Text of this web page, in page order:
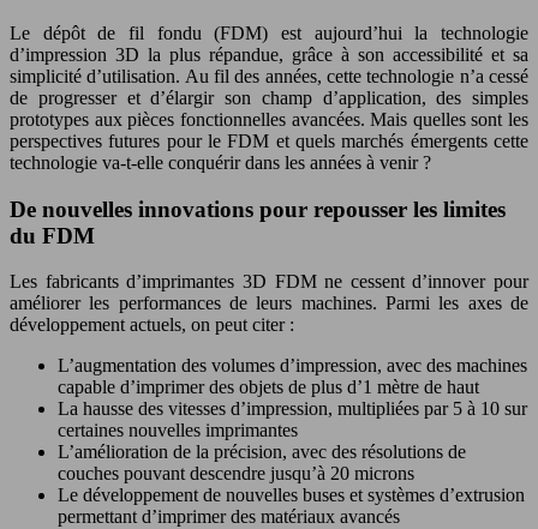
Le dépôt de fil fondu (FDM) est aujourd’hui la technologie
d’impression 3D la plus répandue, grâce à son accessibilité et sa
simplicité d’utilisation. Au fil des années, cette technologie n’a cessé
de progresser et d’élargir son champ d’application, des simples
prototypes aux pièces fonctionnelles avancées. Mais quelles sont les
perspectives futures pour le FDM et quels marchés émergents cette
technologie va-t-elle conquérir dans les années à venir ?
De nouvelles innovations pour repousser les limites
du FDM
Les fabricants d’imprimantes 3D FDM ne cessent d’innover pour
améliorer les performances de leurs machines. Parmi les axes de
développement actuels, on peut citer :
L’augmentation des volumes d’impression, avec des machines
capable d’imprimer des objets de plus d’1 mètre de haut
La hausse des vitesses d’impression, multipliées par 5 à 10 sur
certaines nouvelles imprimantes
L’amélioration de la précision, avec des résolutions de
couches pouvant descendre jusqu’à 20 microns
Le développement de nouvelles buses et systèmes d’extrusion
permettant d’imprimer des matériaux avancés